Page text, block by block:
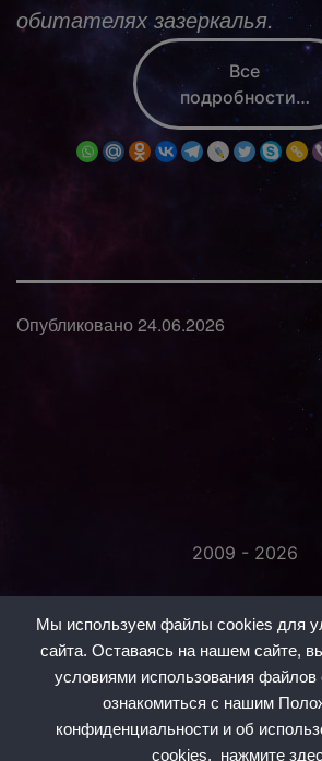
Мы используем файлы cookies для
сайта. Оставаясь на нашем сайте,
условиями использования
ознакомиться с нашим
конфиденциальности и об
cookies,
нажмите
обитателях зазеркалья.
Все
подробности…
Опубликовано24.06.2026
2009 - 2026